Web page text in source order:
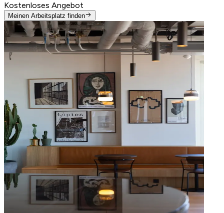
Kostenloses Angebot
Meinen Arbeitsplatz finden